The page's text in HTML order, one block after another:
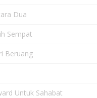
Dua
Sempat
Beruang
Untuk Sahabat